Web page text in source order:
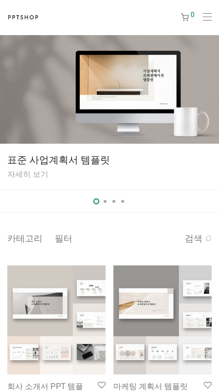
0
표준 사업계획서 템플릿
자세히 보기
카테고리 필터 검색
회사 소개서 PPT 템플
마케팅 계획서 템플릿